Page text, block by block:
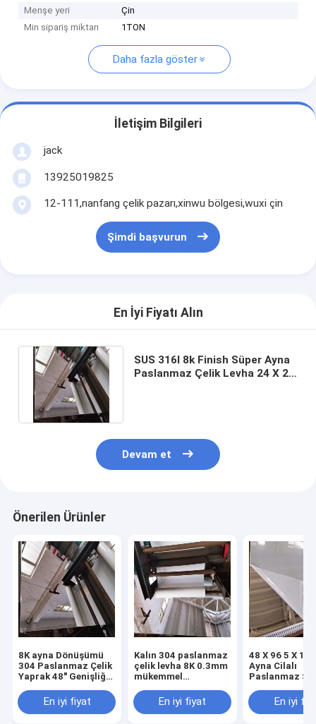
Menşe yeri
Çin
Min sipariş miktarı
1TON
Daha fazla göster
İletişim Bilgileri
jack
13925019825
12-111,nanfang çelik pazarı,xinwu bölgesi,wuxi çin
Şimdi başvurun
En İyi Fiyatı Alın
SUS 316l 8k Finish Süper Ayna
Paslanmaz Çelik Levha 24 X 24
Devam et
Önerilen Ürünler
8K ayna Dönüşümü
304 Paslanmaz Çelik
Yaprak 48" Genişliği
En iyi fiyat
Kalın 304 paslanmaz
çelik levha 8K 0.3mm
mükemmel
En iyi fiyat
48 X 96 5 X 10
Ayna Cilalı
Paslanmaz
A240 Tp304
En iyi